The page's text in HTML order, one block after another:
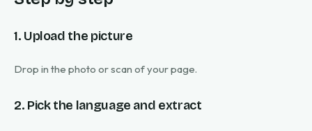
1. Upload the picture
Drop in the photo or scan of your page.
2. Pick the language and extract